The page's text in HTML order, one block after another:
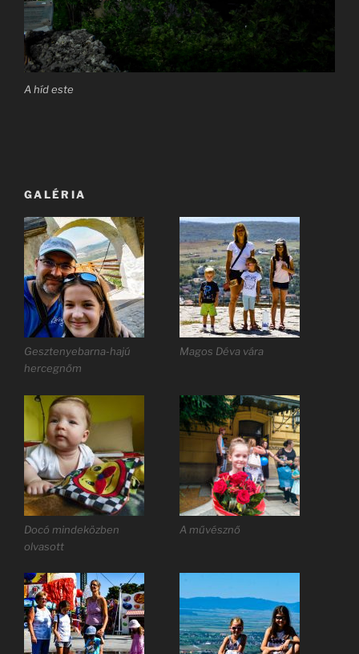
A híd este
GALÉRIA
Gesztenyebarna-hajú
hercegnőm
Magos Déva vára
Docó mindeközben
olvasott
A művésznő